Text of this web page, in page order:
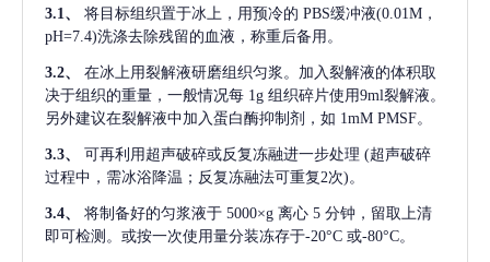
3.1、
将目标组织置于冰上，用预冷的 PBS缓冲液(0.01M，
pH=7.4)洗涤去除残留的血液，称重后备用。
3.2、
在冰上用裂解液研磨组织匀浆。加入裂解液的体积取
决于组织的重量，一般情况每 1g 组织碎片使用9ml裂解液。
另外建议在裂解液中加入蛋白酶抑制剂，如 1mM PMSF。
3.3、 可再利用超声破碎或反复冻融进一步处理 (超声破碎
过程中，需冰浴降温；反复冻融法可重复2次)。
3.4、 将制备好的匀浆液于 5000×g 离心 5 分钟，留取上清
即可检测。或按一次使用量分装冻存于-20°C 或-80°C。